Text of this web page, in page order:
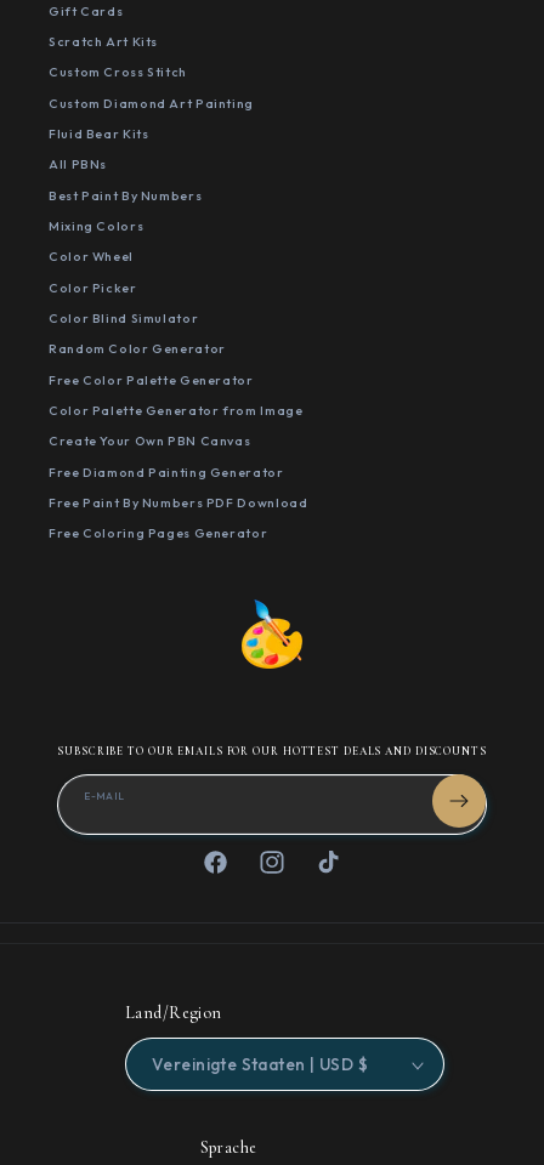
Gift Cards
Scratch Art Kits
Custom Cross Stitch
Custom Diamond Art Painting
Fluid Bear Kits
All PBNs
Best Paint By Numbers
Mixing Colors
Color Wheel
Color Picker
Color Blind Simulator
Random Color Generator
Free Color Palette Generator
Color Palette Generator from Image
Create Your Own PBN Canvas
Free Diamond Painting Generator
Free Paint By Numbers PDF Download
Free Coloring Pages Generator
SUBSCRIBE TO OUR EMAILS FOR OUR HOTTEST DEALS AND DISCOUNTS
E-MAIL
FacebookInstagramTikTok
Land/Region
Vereinigte Staaten | USD $
Sprache